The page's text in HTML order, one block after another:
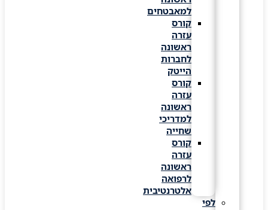
למאבטחים
קורס
עזרה
ראשונה
לחברות
הייטק
קורס
עזרה
ראשונה
למדריכי
שחייה
קורס
עזרה
ראשונה
לרפואה
אלטרנטיבית
לפי